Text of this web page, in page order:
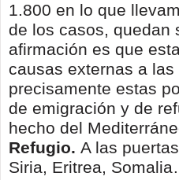
1.800 en lo que
de los casos, quedan
afirmación es que
causas externas a
precisamente estas
de emigración y de
hecho del
Refugio. A las
Siria, Eritrea,